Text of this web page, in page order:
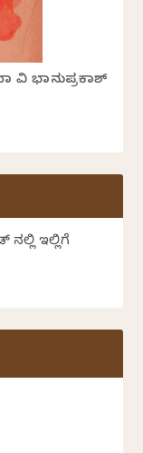
ವಿ ಭಾನುಪ್ರಕಾಶ್
ಇಲ್ಲಿಗೆ